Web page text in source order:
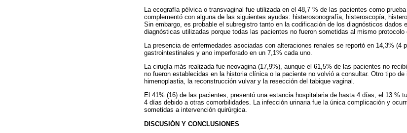
La ecografía pélvica o transvaginal fue utilizada en el 48,7 % de las pacientes como
complementó con alguna de las siguientes ayudas: histerosonografía, histeroscopía,
Sin embargo, es probable el subregistro tanto en la codificación de los diagnósticos dados
diagnósticas utilizadas porque todas las pacientes no fueron sometidas al mismo protocolo
La presencia de enfermedades asociadas con alteraciones renales se reportó en 14,3% (4
gastrointestinales y ano imperforado en un 7,1% cada uno.
La cirugía más realizada fue neovagina (17,9%), aunque el 61,5% de las pacientes no
no fueron establecidas en la historia clínica o la paciente no volvió a consultar. Otro tipo
himenoplastia, la reconstrucción vulvar y la resección del tabique vaginal.
El 41% (16) de las pacientes, presentó una estancia hospitalaria de hasta 4 días, el 13 %
4 días debido a otras comorbilidades. La infección urinaria fue la única complicación y
sometidas a intervención quirúrgica.
DISCUSIÓN Y CONCLUSIONES